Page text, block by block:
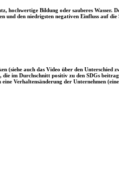
hochwertige Bildung oder sauberes Wasser.
und den niedrigsten negativen Einfluss auf die
(siehe auch das Video über den Unterschied
im Durchschnitt positiv zu den SDGs
Verhaltensänderung der Unternehmen